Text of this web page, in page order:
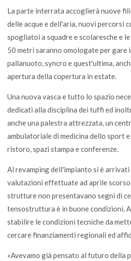
La parte interrata accoglierà nuove
delle acque e dell'aria, nuovi percorsi
spogliatoi a squadre e scolaresche e
50 metri saranno omologate per gare
pallanuoto, syncro e quest'ultima,
apertura della copertura in estate.
Una nuova vasca e tutto lo spazio
dedicati alla disciplina dei tuffi ed
anche una palestra attrezzata, un
ambulatoriale di medicina dello sport
ristoro, spazi stampa e conferenze.
Al revamping dell'impianto si è arrivati
valutazioni effettuate ad aprile
strutture non presentavano segni di
tensostruttura è in buone condizioni.
stabilire le condizioni tecniche da
cercare finanziamenti regionali ed
«Avevamo già pensato al futuro della